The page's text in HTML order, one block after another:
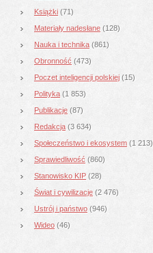
Książki (71)
Materiały nadesłane (128)
Nauka i technika (861)
Obronność (473)
Poczet inteligencji polskiej (15)
Polityka (1 853)
Publikacje (87)
Redakcja (3 634)
Społeczeństwo i ekosystem (1 213)
Sprawiedliwość (860)
Stanowisko KIP (28)
Świat i cywilizacje (2 476)
Ustrój i państwo (946)
Wideo (46)